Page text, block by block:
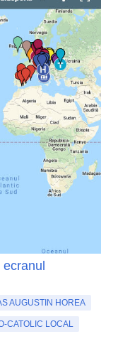
AUGUSTIN HOREA
CATOLIC LOCAL